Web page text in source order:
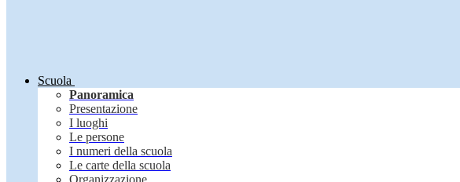
Scuola
Panoramica
Presentazione
I luoghi
Le persone
I numeri della scuola
Le carte della scuola